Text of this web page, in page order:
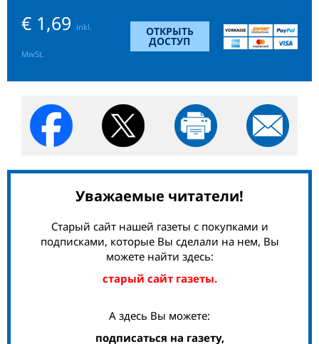
€ 1,69 inkl.
MwSt.
ОТКРЫТЬ
ДОСТУП
Уважаемые читатели!
Старый сайт нашей газеты с покупками и
подписками, которые Вы сделали на нем, Вы
можете найти здесь:
старый сайт газеты.
А здесь Вы можете:
подписаться на газету,